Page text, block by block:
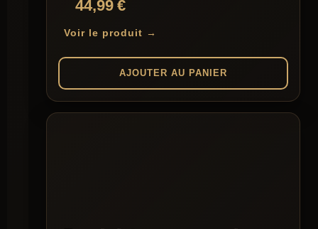
44,99€
Voir le produit →
AJOUTER AU PANIER